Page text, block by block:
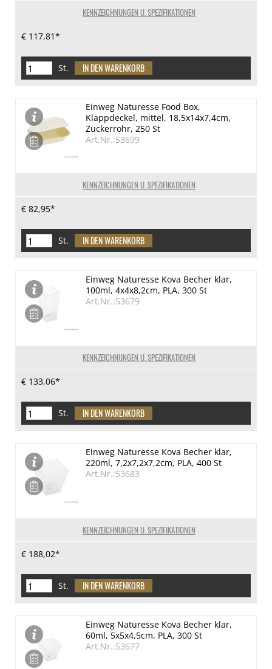
KENNZEICHNUNGEN U. SPEZIFIKATIONEN
€ 117,81*
St.
KENNZEICHNUNGEN U. SPEZIFIKATIONEN
Einweg Naturesse Food Box,
Klappdeckel, mittel, 18,5x14x7,4cm,
Zuckerrohr, 250 St
Art.Nr.:53699
€ 82,95*
St.
KENNZEICHNUNGEN U. SPEZIFIKATIONEN
Einweg Naturesse Kova Becher klar,
100ml, 4x4x8,2cm, PLA, 300 St
Art.Nr.:53679
€ 133,06*
St.
KENNZEICHNUNGEN U. SPEZIFIKATIONEN
Einweg Naturesse Kova Becher klar,
220ml, 7,2x7,2x7,2cm, PLA, 400 St
Art.Nr.:53683
€ 188,02*
St.
Einweg Naturesse Kova Becher klar,
60ml, 5x5x4,5cm, PLA, 300 St
Art.Nr.:53677